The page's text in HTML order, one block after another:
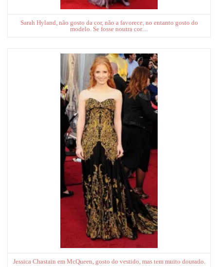
Sarah Hyland, não gosto da cor, não a favorece, no entanto gosto do
modelo. Se fosse noutra cor…
Jessica Chastain em McQueen, gosto do vestido, mas tem muito dourado.